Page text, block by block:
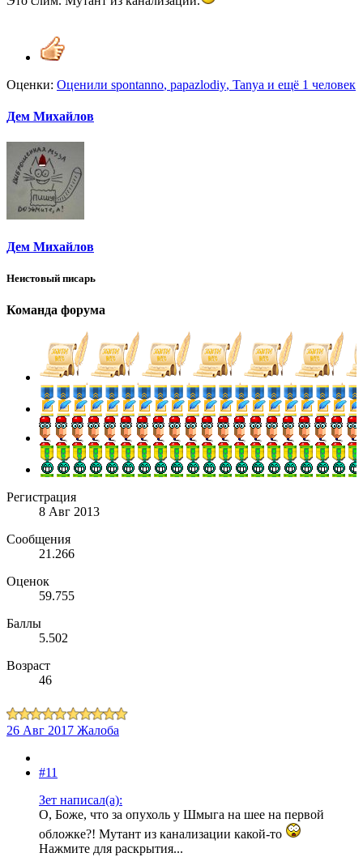
Оценки: Оценили spontanno, papazlodiy, Tanya и ещё 1 человек
Дем Михайлов
Дем Михайлов
Неистовый писарь
Команда форума
Регистрация
8 Авг 2013
Сообщения
21.266
Оценок
59.755
Баллы
5.502
Возраст
46
26 Авг 2017 Жалоба
#11
Зет написал(а):
О, Боже, что за опухоль у Шмыга на шее на первой
обложке?! Мутант из канализации какой-то
Нажмите для раскрытия...